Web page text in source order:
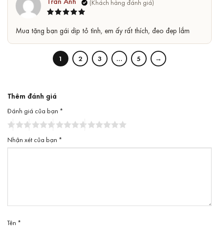
hạng 55
sao
Mua tặng bạn gái dịp tỏ tình, em ấy rất thích, đeo đẹp lắm
1 2 3 … 5 →
Thêm đánh giá
Đánh giá của bạn *
Nhận xét của bạn *
Tên *